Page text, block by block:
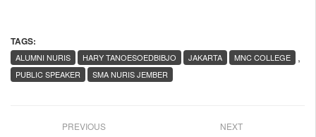
TAGS:
,
ALUMNI NURIS HARY TANOESOEDBIBJO JAKARTA
MNC COLLEGE
PUBLIC SPEAKER
SMA NURIS JEMBER
PREVIOUS NEXT